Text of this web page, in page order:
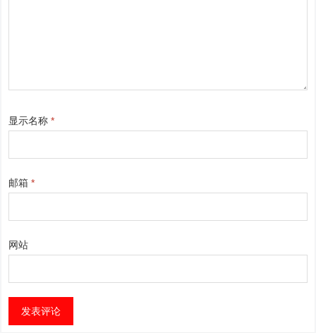
显示名称*
邮箱*
网站